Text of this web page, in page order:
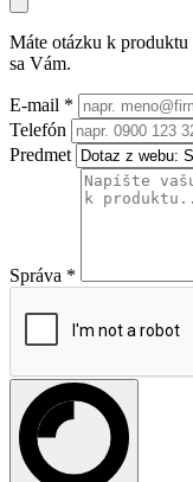
Máte otázku k produktu
sa Vám.
E-mail *
Telefón
Predmet
Správa *